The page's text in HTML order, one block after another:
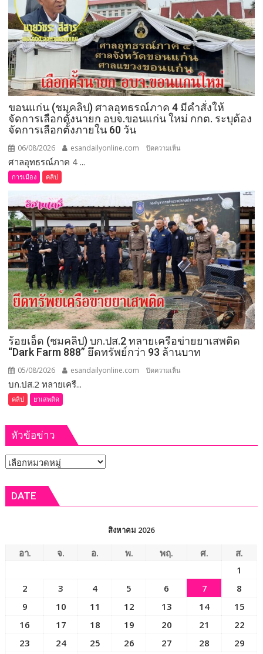
ลงพื้น
ที่
จังหวัด
เลย
มอบ
5
ข้อ
สั่ง
การ
ยก
เปิด
งาน
เทศกาล
กิน
เงาะ
เมือง
เลย
ขอนแก่น (ชมคลิป) ศาลอุทธรณ์ภาค 4 มีคำสั่งให้
จัดการเลือกตั้งนายก อบจ.ขอนแก่น ใหม่ กกต. ระบุต้อง
จัดการเลือกตั้งภายใน 60 วัน
06/08/2026 esandailyonline.com ปิดความเห็น
ศาล
อุทธรณ์
ภาค 4 มี
คำ
สั่ง
ให้
จัดการ
เลือก
ตั้ง
นายก
อบจ.ขอนแก่น
ใหม่
กกต.
ศาลอุทธรณ์ภาค 4 ...
การเมือง คลิป
ร้อยเอ็ด (ชมคลิป) บก.ปส.2 ทลายเครือข่ายยาเสพติด
“Dark Farm 888” ยึดทรัพย์กว่า 93 ล้านบาท
05/08/2026 esandailyonline.com ปิดความเห็น
เครือ
ทรัพย์
กว่า
บก.ปส.2 ทลายเครื...
คลิป ยาเสพติด
หัวข้อข่าว
หัวข้อ
DATE
สิงหาคม 2026
อา. จ. อ. พ. พฤ. ศ.
ส.
1
2
3 4 5 6 7
8
9
10 11 12 13 14
15
16
17 18 19 20 21
22
23
24 25 26 27 28
29